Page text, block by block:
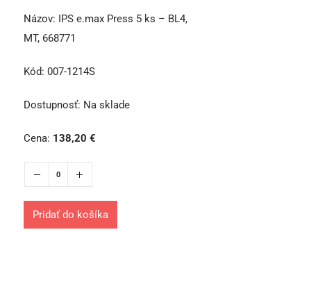
Názov:
IPS e.max Press 5 ks – BL4,
MT, 668771
Kód: 007-1214S
Dostupnosť: Na sklade
Cena: 138,20 €
Pridať do košíka